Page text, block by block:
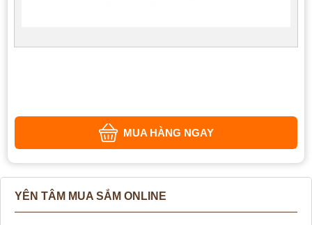
MUA HÀNG NGAY
YÊN TÂM MUA SẮM ONLINE